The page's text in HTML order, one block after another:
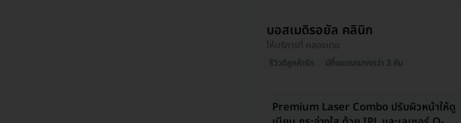
บอสเมดิรอยัล คลินิก
ให้บริการที่ คลองเตย
รีวิวดีลูกค้ารัก มีที่จอดรถมากกว่า 3 คัน
Premium Laser Combo ปรับผิวหน้าให้ดู